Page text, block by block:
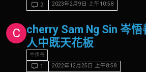
2 2023年2月9日 上午10:58
C cherry Sam Ng Sin 岑
人中既天花板
岑悟善
1 2022年12月25日 上午8:58